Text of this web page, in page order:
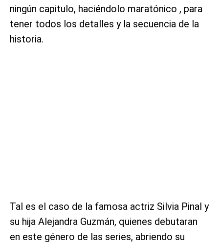
ningún capitulo, haciéndolo maratónico , para
tener todos los detalles y la secuencia de la
historia.
Tal es el caso de la famosa actriz Silvia Pinal y
su hija Alejandra Guzmán, quienes debutaran
en este género de las series, abriendo su